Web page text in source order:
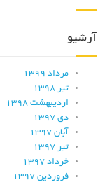
آرشیو
مرداد ۱۳۹۹
تیر ۱۳۹۸
اردیبهشت ۱۳۹۸
دی ۱۳۹۷
آبان ۱۳۹۷
تیر ۱۳۹۷
خرداد ۱۳۹۷
فروردین ۱۳۹۷